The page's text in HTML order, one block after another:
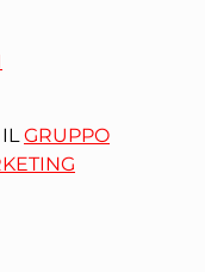
ILGRUPPO